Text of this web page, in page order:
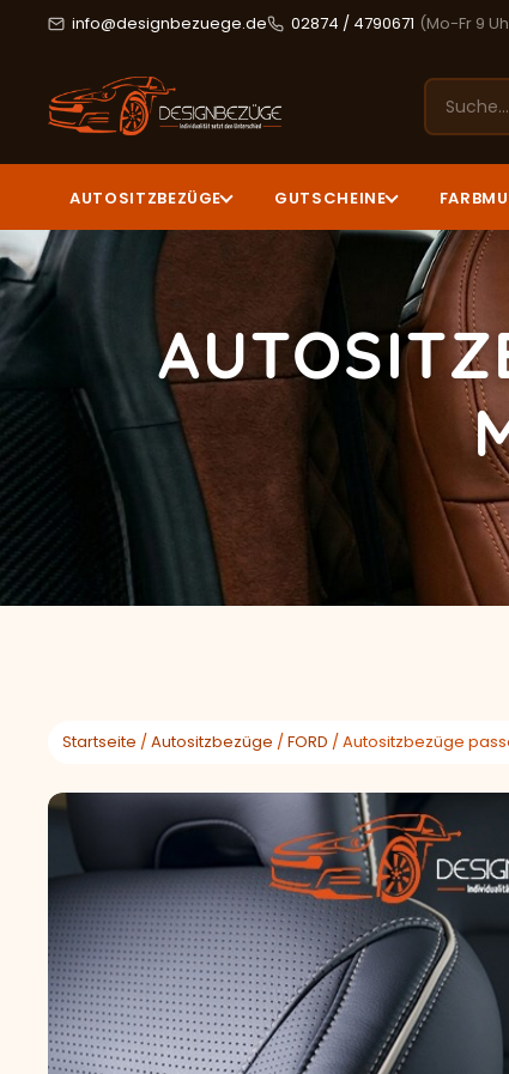
info@designbezuege.de 02874 / 4790671 (Mo-Fr 9
AUTOSITZBEZÜGE GUTSCHEINE
Startseite /Autositzbezüge /FORD / Autositzbezüge